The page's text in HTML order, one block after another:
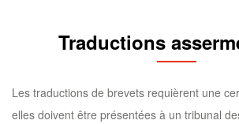
Traductions
Les traductions de brevets requièrent une
elles doivent être présentées à un tribunal